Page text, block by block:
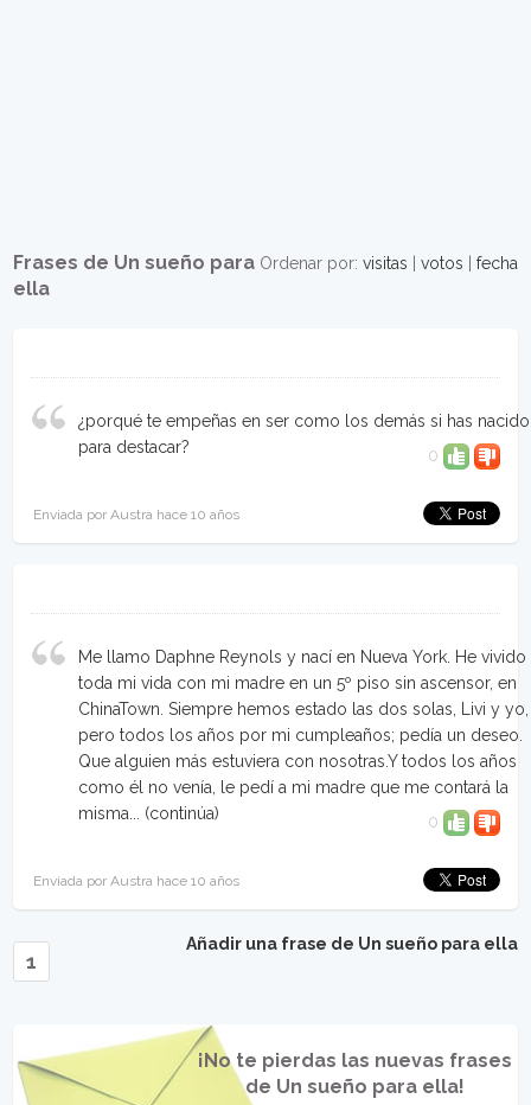
Ordenar por: visitas votos fecha
Frases de Un sueño para
ella
¿porqué te empeñas en ser como los demás si has nacido
para destacar?
0
Enviada por Austra hace 10 años
Me llamo Daphne Reynols y nací en Nueva York. He vivido
toda mi vida con mi madre en un 5º piso sin ascensor, en
ChinaTown. Siempre hemos estado las dos solas, Livi y yo,
pero todos los años por mi cumpleaños; pedía un deseo.
Que alguien más estuviera con nosotras.Y todos los años
como él no venía, le pedí a mi madre que me contará la
misma... (continúa) 0
Enviada por Austra hace 10 años
Añadir una frase de Un sueño para ella
1
¡No te pierdas las nuevas frases
de Un sueño para ella!